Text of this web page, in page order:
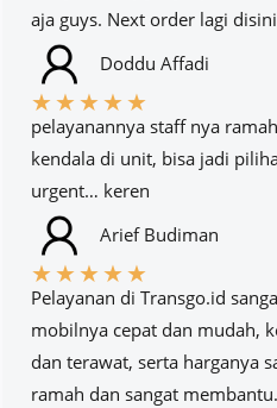
aja guys. Next order lagi disini
Doddu Affadi
★★★★★
pelayanannya staff nya
kendala di unit, bisa jadi
urgent… keren
Arief Budiman
★★★★★
Pelayanan di Transgo.id
mobilnya cepat dan mudah,
dan terawat, serta harganya
ramah dan sangat